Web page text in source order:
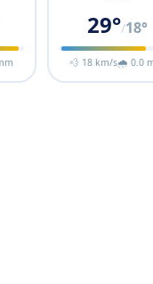
29°/18°
💨 18 km/s🌧 0.0